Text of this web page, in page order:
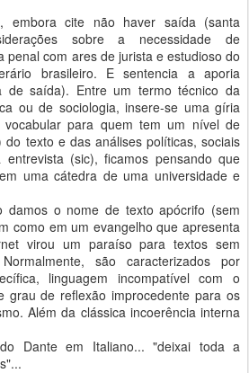
embora cite não haver saída (santa
sobre a necessidade de
penal com ares de jurista e estudioso do
brasileiro. E sentencia a aporia
de saída). Entre um termo técnico da
ou de sociologia, insere-se uma gíria
vocabular para quem tem um nível de
do texto e das análises políticas, sociais
(sic), ficamos pensando que
uma cátedra de uma universidade e
o nome de texto apócrifo (sem
como em um evangelho que apresenta
virou um paraíso para textos sem
são caracterizados por
linguagem incompatível com o
grau de reflexão improcedente para os
Além da clássica incoerência interna
Dante em Italiano... "deixai toda a